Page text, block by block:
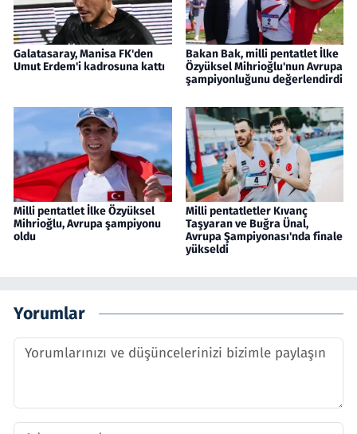
Galatasaray, Manisa FK'den
Umut Erdem'i kadrosuna kattı
Bakan Bak, milli pentatlet İlke
Özyüksel Mihrioğlu'nun Avrupa
şampiyonluğunu değerlendirdi
Milli pentatlet İlke Özyüksel
Mihrioğlu, Avrupa şampiyonu
oldu
Milli pentatletler Kıvanç
Taşyaran ve Buğra Ünal,
Avrupa Şampiyonası'nda finale
yükseldi
Yorumlar